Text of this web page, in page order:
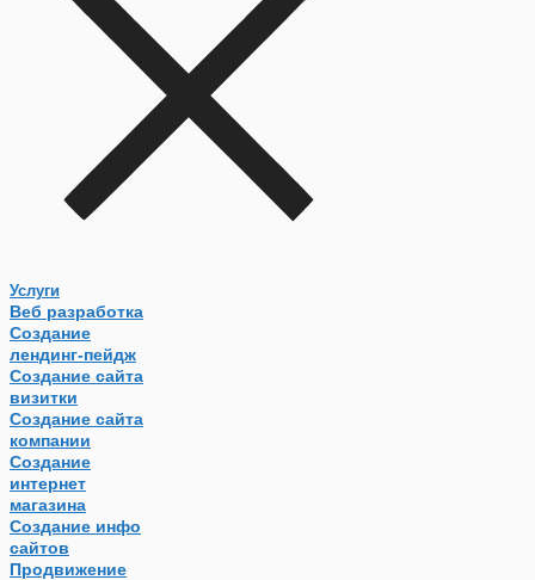
Услуги
Веб разработка
Создание
лендинг-пейдж
Создание сайта
визитки
Создание сайта
компании
Создание
интернет
магазина
Создание инфо
сайтов
Продвижение